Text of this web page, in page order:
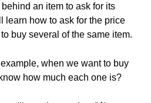
an item to ask for its
learn how to ask for the price
buy several of the same item.
when we want to buy
how much each one is?